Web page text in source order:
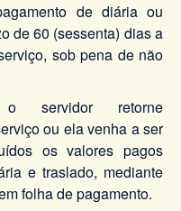
de diária ou
de 60 (sessenta) dias a
sob pena de não
servidor retorne
ou ela venha a ser
os valores pagos
e traslado, mediante
folha de pagamento.